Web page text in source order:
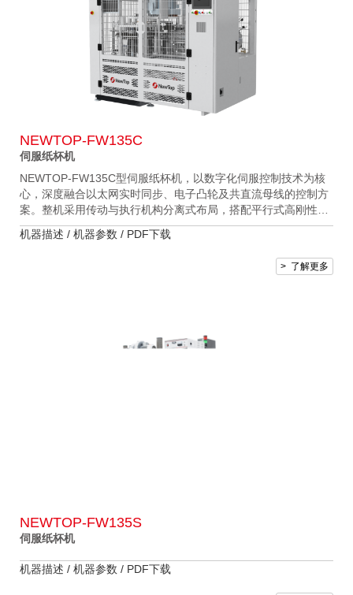
NEWTOP-FW135C
伺服纸杯机
NEWTOP-FW135C型伺服纸杯机，以数字化伺服控制技术为核
心，深度融合以太网实时同步、电子凸轮及共直流母线的控制方
案。整机采用传动与执行机构分离式布局，搭配平行式高刚性传
动轴与双转盘 “伺服电机 + 精密减速机”驱动机构，提升设备运行
性能，优化日常维护，兼顾运行可靠与操作便捷性。外观采用钣
金式机身搭配网状门结构，提升整机散热与操作安全。该机型通
过更换模具实现16oz -42oz的纸杯生产，生产速度最高可达140
机器描述 / 机器参数 / PDF下载
> 了解更多
NEWTOP-FW135S
伺服纸杯机
机器描述 / 机器参数 / PDF下载